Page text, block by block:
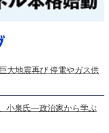
大地震再び 停電やガス供
小泉氏―政治家から学ぶ